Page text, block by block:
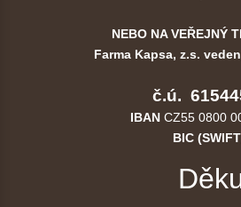
NEBO NA VEŘEJNÝ
Farma Kapsa, z.s.
č.ú.
IBANCZ55 0800
BIC